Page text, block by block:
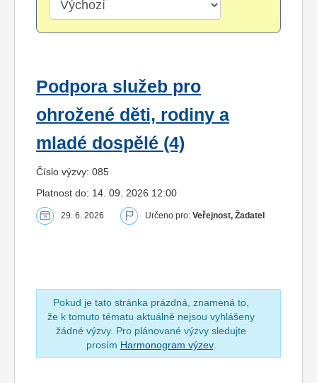
Podpora služeb pro
ohrožené děti, rodiny a
mladé dospělé (4)
Číslo výzvy: 085
Platnost do: 14. 09. 2026 12:00
29. 6. 2026 Určeno pro: Veřejnost, Žadatel
Pokud je tato stránka prázdná, znamená to,
že k tomuto tématu aktuálně nejsou vyhlášeny
žádné výzvy. Pro plánované výzvy sledujte
prosím Harmonogram výzev.